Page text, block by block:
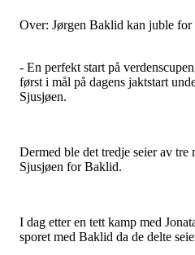
Over: Jørgen Baklid kan juble for
- En perfekt start på
først i mål på dagens jaktstart
Sjusjøen.
Dermed ble det tredje seier av tre
Sjusjøen for Baklid.
I dag etter en tett kamp med
sporet med Baklid da de delte